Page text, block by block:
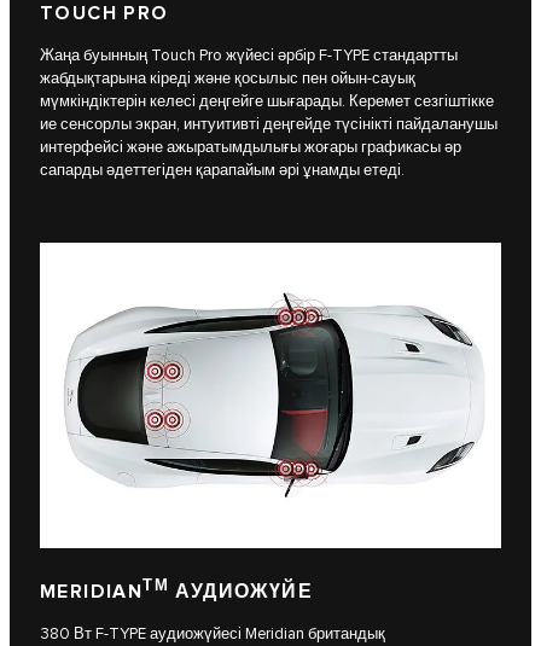
TOUCH PRO
Жаңа буынның Touch Pro жүйесі әрбір F-TYPE стандартты
жабдықтарына кіреді және қосылыс пен ойын-сауық
мүмкіндіктерін келесі деңгейге шығарады. Керемет сезгіштікке
ие сенсорлы экран, интуитивті деңгейде түсінікті пайдаланушы
интерфейсі және ажыратымдылығы жоғары графикасы әр
сапарды әдеттегіден қарапайым әрі ұнамды етеді.
MERIDIANТМ АУДИОЖҮЙЕ
380 Вт F-TYPE аудиожүйесі Meridian британдық